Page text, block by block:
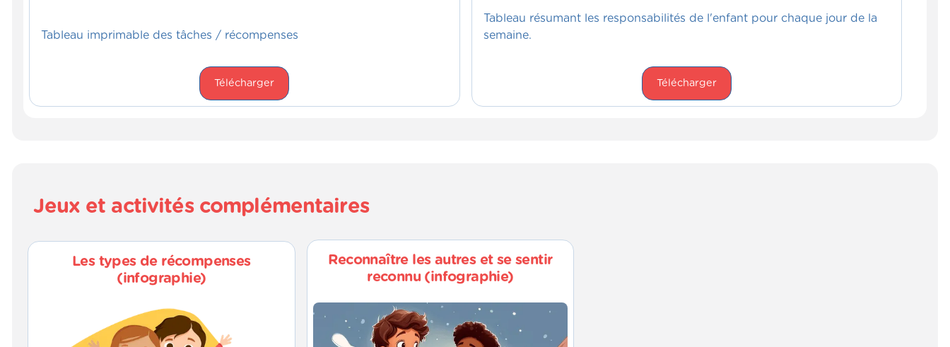
Tableau imprimable des tâches / récompenses
Télécharger
Tableau résumant les responsabilités de l'enfant pour chaque jour de la
semaine.
Télécharger
Jeux et activités complémentaires
Les types de récompenses
(infographie)
Reconnaître les autres et se sentir
reconnu (infographie)